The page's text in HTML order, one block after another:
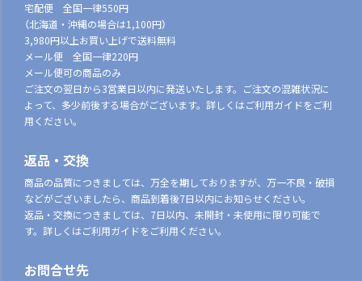
宅配便 全国一律550円
（北海道・沖縄の場合は1,100円）
3,980円以上お買い上げで送料無料
メール便 全国一律220円
メール便可の商品のみ
ご注文の翌日から3営業日以内に発送いたします。ご注文の混雑状況に
よって、多少前後する場合がございます。詳しくはご利用ガイドをご利
用ください。
返品・交換
商品の品質につきましては、万全を期しておりますが、万一不良・破損
などがございましたら、商品到着後7日以内にお知らせください。
返品・交換につきましては、7日以内、未開封・未使用に限り可能で
す。詳しくはご利用ガイドをご利用ください。
お問合せ先